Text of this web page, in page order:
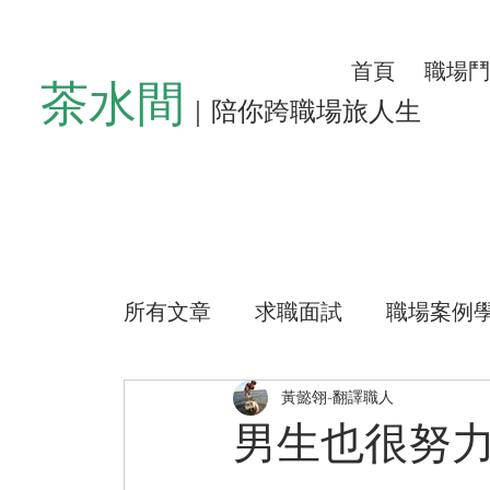
茶水間 ｜陪你跨職場旅人生
首頁 職場
所有文章 求職面試 職場案例
懶人沙發 左心房空位
男生也很努
黃懿翎-翻譯職人